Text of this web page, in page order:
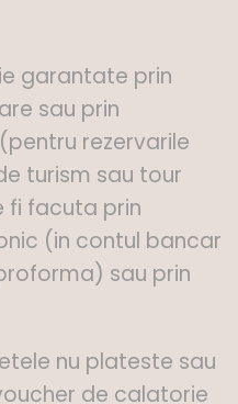
garantate prin
sau prin
rezervarile
turism sau tour
fi facuta prin
(in contul bancar
sau prin
nu plateste sau
de calatorie